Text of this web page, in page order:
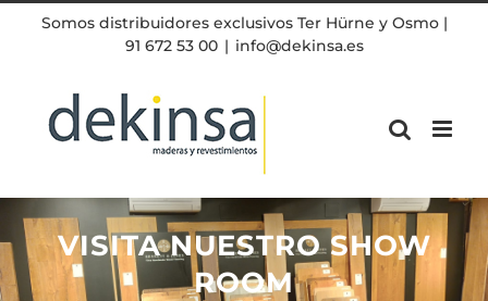
Somos distribuidores exclusivos Ter Hürne y Osmo |
91 672 53 00 | info@dekinsa.es
VISITA NUESTRO SHOW
ROOM